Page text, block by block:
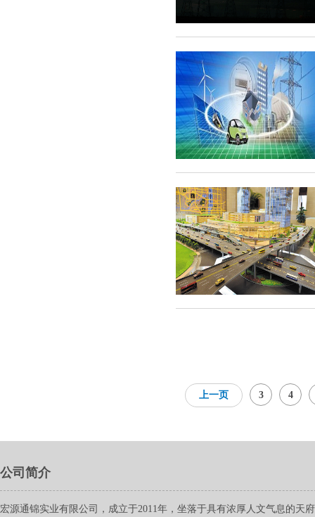
上一页 3 4
公司简介
宏源通锦实业有限公司，成立于2011年，坐落于具有浓厚人文气息的天